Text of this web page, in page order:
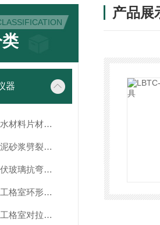
器
LBTC-333防水材料片材复合强度拉伸粘结夹具
LBTC-332水泥砂浆劈裂抗拉强度试验夹具
LBTC-331光伏玻璃抗弯曲试验夹具
LBTC-330土工格室环形插件节点剥离力夹具
LBTC-329土工格室对拉强度夹具
产品展